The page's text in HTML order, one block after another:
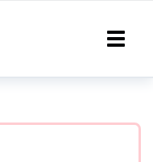
Toggle